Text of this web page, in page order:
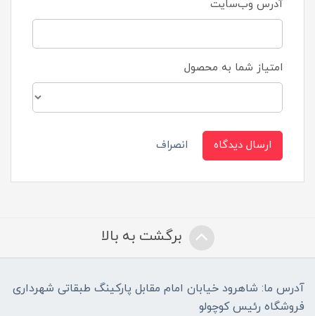
آدرس وب‌سایت
امتیاز شما به محصول
ارسال دیدگاه انصراف
برگشت به بالا
آدرس ما: شاهرود خیابان امام مقابل پارکینگ طبقاتی شهرداری
فروشگاه رئیس کوچولو